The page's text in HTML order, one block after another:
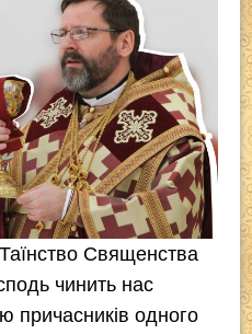
Священства
чинить нас
причасників одного